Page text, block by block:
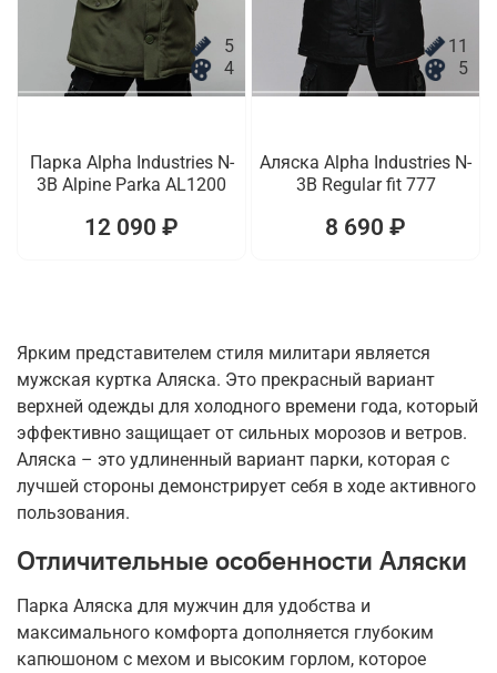
5
4
Парка Alpha Industries N-
3B Alpine Parka AL1200
12 090 ₽
11
5
Аляска Alpha Industries N-
3B Regular fit 777
8 690 ₽
Ярким представителем стиля милитари является
мужская куртка Аляска. Это прекрасный вариант
верхней одежды для холодного времени года, который
эффективно защищает от сильных морозов и ветров.
Аляска – это удлиненный вариант парки, которая с
лучшей стороны демонстрирует себя в ходе активного
пользования.
Отличительные особенности Аляски
Парка Аляска для мужчин для удобства и
максимального комфорта дополняется глубоким
капюшоном с мехом и высоким горлом, которое